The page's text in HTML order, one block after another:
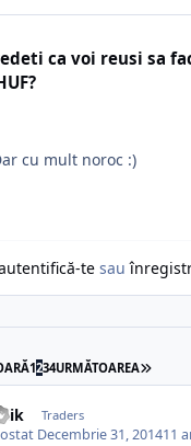
ca voi reusi sa
cu mult noroc :)
te sau
1234URMĂTOAREA
Traders
Decembrie 31, 201411